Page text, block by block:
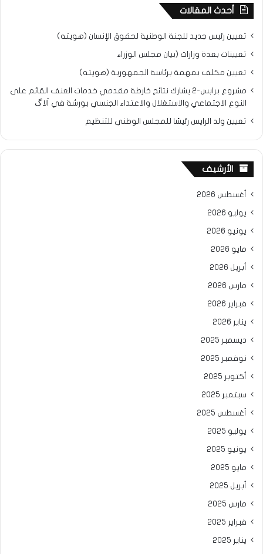
أحدث المقالات
تعيين رئيس جديد للجنة الوطنية لحقوق الإنسان (هويته)
تعيينات بعدة وزارات (بيان مجلس الوزراء
تعيين مكلف بمهمة برئاسة الجمهورية (هويته)
مشروع برابس-2 يشارك نتائح خارطة مقدمي خدمات العنف القائم على
النوع الاجتماعي والاستغلال والاعتداء الجنسي بورشة في ألاگ
تعيين ولد الرايس رئيسًا للمجلس الوطني للتنظيم
الأرشيف
أغسطس 2026
يوليو 2026
يونيو 2026
مايو 2026
أبريل 2026
مارس 2026
فبراير 2026
يناير 2026
ديسمبر 2025
نوفمبر 2025
أكتوبر 2025
سبتمبر 2025
أغسطس 2025
يوليو 2025
يونيو 2025
مايو 2025
أبريل 2025
مارس 2025
فبراير 2025
يناير 2025